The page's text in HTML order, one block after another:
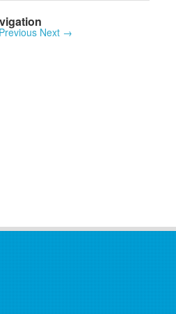
Previous Next →